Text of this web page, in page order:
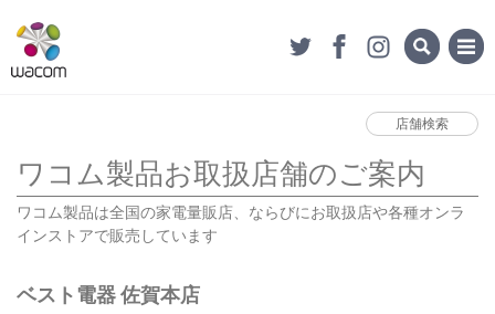
店舗検索
ワコム製品お取扱店舗のご案内
ワコム製品は全国の家電量販店、ならびにお取扱店や各種オンラ
インストアで販売しています
ベスト電器 佐賀本店